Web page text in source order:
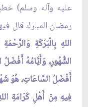
عليه وآله وسلم)
رمضان المبارك قال
اللهِ بِالْبَرَكَةِ
الشُّهُورِ، وَأَيَّامُهُ أَفْضَلُ
أَفْضَلُ السَّاعَاتِ، هُوَ
فِيهِ مِنْ أَهْلِ كَرَامَةِ